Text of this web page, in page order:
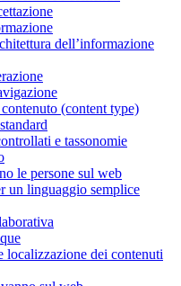
dell’informazione
(content type)
e tassonomie
le persone sul web
un linguaggio semplice
localizzazione dei contenuti